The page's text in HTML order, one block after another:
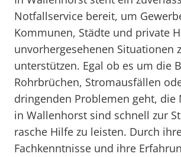
Notfallservice bereit, um
Kommunen, Städte und private
unvorhergesehenen Situationen
unterstützen. Egal ob es um die
Rohrbrüchen, Stromausfällen
dringenden Problemen geht,
in Wallenhorst sind schnell zur
rasche Hilfe zu leisten. Durch
Fachkenntnisse und ihre